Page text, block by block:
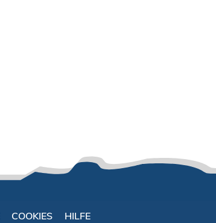
COOKIES HILFE